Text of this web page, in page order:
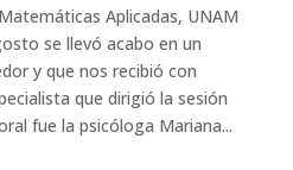
Aplicadas, UNAM
se llevó acabo en un
y que nos recibió con
que dirigió la sesión
fue la psicóloga Mariana...